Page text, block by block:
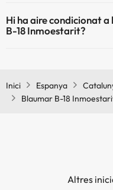
pagament) Aquí tens més
Hi ha aire condicionat a
B-18 Inmoestarit?
Inici
Espanya
Blaumar B-18
Altres